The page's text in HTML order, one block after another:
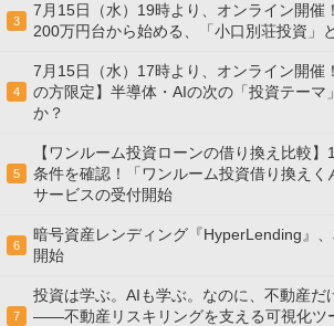
3
7月15日（水）19時より、オンライン開催
200万円台から始める、「小口別荘投資」
4
7月15日（水）17時より、オンライン開催
の方限定】半導体・AIの次の「投資テーマ
か？
5
【ワンルーム投資ローンの借り換え比較
条件を確認！「ワンルーム投資借り換えく
サービスの受付開始
6
暗号資産レンディング『HyperLending』
開始
7
投資は学ぶ。AIも学ぶ。なのに、不動産だ
——不動産リスキリングを支える可視化ツ